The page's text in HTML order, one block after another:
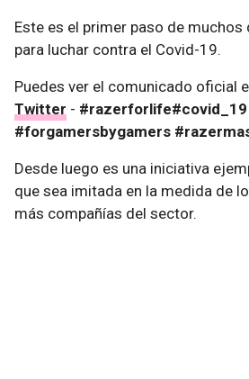
Este es el primer paso de muchos
para luchar contra el Covid-19.
Puedes ver el comunicado oficial
Twitter - #razerforlife#covid_19
#forgamersbygamers
Desde luego es una iniciativa
que sea imitada en la medida de
más compañías del sector.